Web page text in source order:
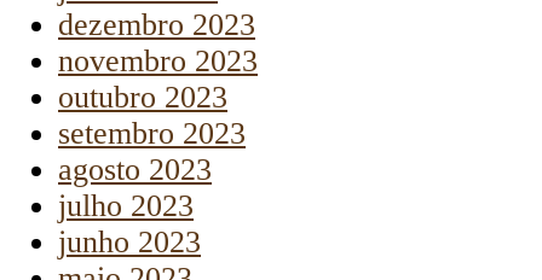
dezembro 2023
novembro 2023
outubro 2023
setembro 2023
agosto 2023
julho 2023
junho 2023